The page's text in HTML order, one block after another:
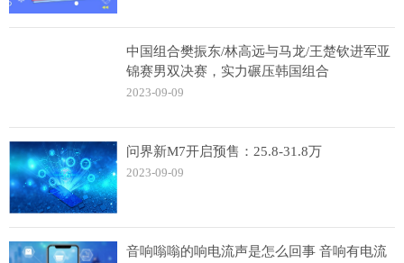
中国组合樊振东/林高远与马龙/王楚钦进军亚
锦赛男双决赛，实力碾压韩国组合
2023-09-09
问界新M7开启预售：25.8-31.8万
2023-09-09
音响嗡嗡的响电流声是怎么回事 音响有电流